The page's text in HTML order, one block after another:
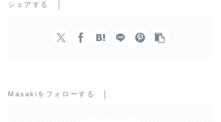
シェアする
Masakiをフォローする